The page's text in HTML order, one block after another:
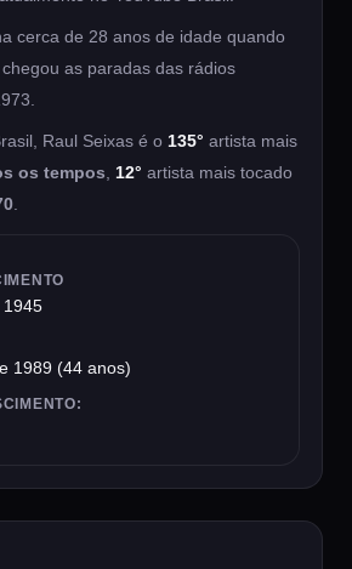
cerca de 28 anos de idade quando
as paradas das rádios
Raul Seixas é o 135° artista mais
os tempos 12° artista mais tocado
1945
1989 (44 anos)